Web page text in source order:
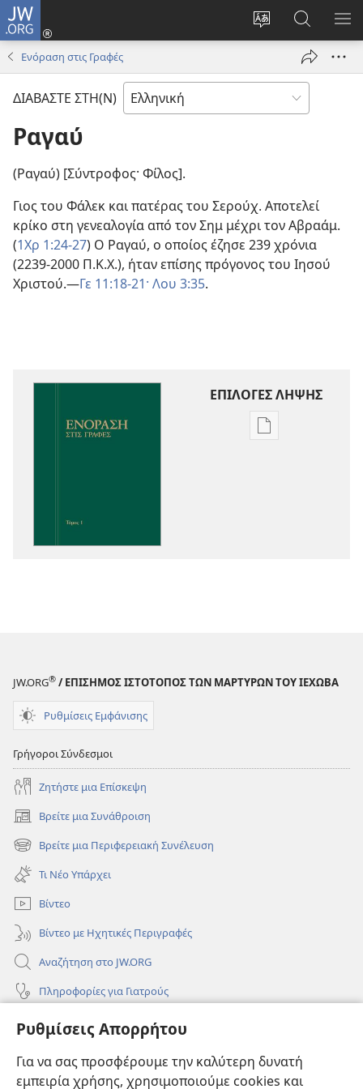
Ρυθμίσεις Απορρήτου
Για να σας προσφέρουμε την καλύτερη δυνατή
εμπειρία χρήσης, χρησιμοποιούμε cookies και
JW.ORG
Αλλαγή
γλώσσας
ιστότοπου
Σύνδεση
(ανοίγει
παράθυρο)
στο
JW.ORG
Ενόραση στις Γραφές
ΔΙΑΒΑΣΤΕ ΣΤΗ(Ν)
Ραγαύ
(Ραγαύ) [Σύντροφος· Φίλος].
Γιος του Φάλεκ και πατέρας του Σερούχ. Αποτελεί
κρίκο στη γενεαλογία από τον Σημ μέχρι τον Αβραάμ.
(1Χρ 1:24-27) Ο Ραγαύ, ο οποίος έζησε 239 χρόνια
(2239-2000 Π.Κ.Χ.), ήταν επίσης πρόγονος του Ιησού
Χριστού.—Γε 11:18-21· Λου 3:35.
ΕΠΙΛΟΓΕΣ ΛΗΨΗΣ
Επιλογές
JW.ORG® / ΕΠΙΣΗΜΟΣ ΙΣΤΟΤΟΠΟΣ ΤΩΝ ΜΑΡΤΥΡΩΝ ΤΟΥ ΙΕΧΩΒΑ
Ρυθμίσεις Εμφάνισης
Γρήγοροι Σύνδεσμοι
Ζητήστε μια Επίσκεψη
Βρείτε μια Συνάθροιση
(ανοίγει
νέο
παράθυρο)
Βρείτε μια Περιφερειακή Συνέλευση
(ανοίγει
νέο
παράθυρο)
Τι Νέο Υπάρχει
Βίντεο
Βίντεο με Ηχητικές Περιγραφές
Αναζήτηση στο JW.ORG
Πληροφορίες για Γιατρούς
Πληροφορίες για Επίσημους Φορείς και ΜΜΕ